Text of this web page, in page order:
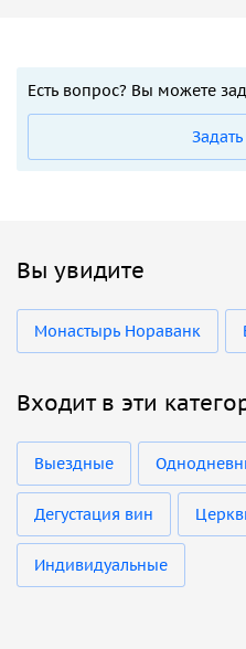
Есть вопрос? Вы можете
Вы увидите
Монастырь Нораванк
Входит в эти
Выездные
Дегустация вин
Индивидуальные